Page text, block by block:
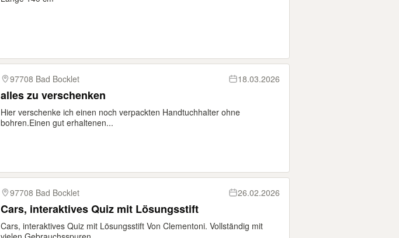
97708 Bad Bocklet 18.03.2026
alles zu verschenken
Hier verschenke ich einen noch verpackten Handtuchhalter ohne
bohren.Einen gut erhaltenen...
97708 Bad Bocklet 26.02.2026
Cars, interaktives Quiz mit Lösungsstift
Cars, interaktives Quiz mit Lösungsstift Von Clementoni. Vollständig mit